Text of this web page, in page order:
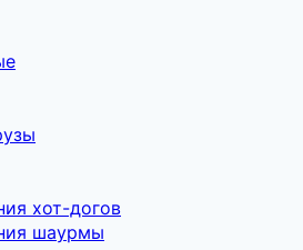
хот-догов
шаурмы